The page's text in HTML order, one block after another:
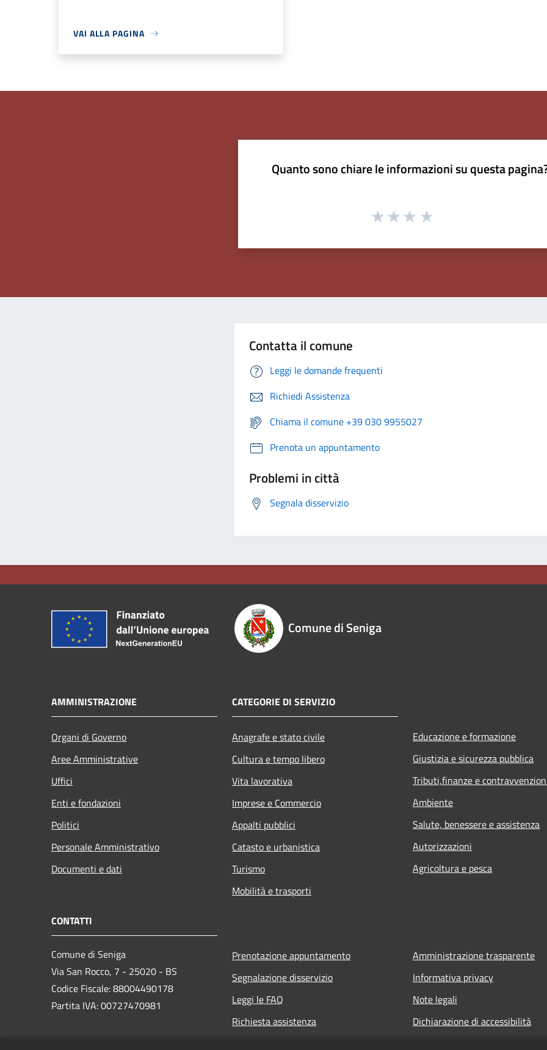
VAI ALLA PAGINA
Quanto sono chiare le informazioni su questa
Contatta il comune
Leggi le domande frequenti
Richiedi Assistenza
Chiama il comune +39 030 9955027
Prenota un appuntamento
Problemi in città
Segnala disservizio
Comune di Seniga
AMMINISTRAZIONE
Organi di Governo
Aree Amministrative
Uffici
Enti e fondazioni
Politici
Personale Amministrativo
Documenti e dati
CATEGORIE DI SERVIZIO
Anagrafe e stato civile
Cultura e tempo libero
Vita lavorativa
Imprese e Commercio
Appalti pubblici
Catasto e urbanistica
Turismo
Mobilità e trasporti
Educazione e formazione
Giustizia e sicurezza pubblica
Tributi,finanze e
Ambiente
Salute, benessere e assistenza
Autorizzazioni
Agricoltura e pesca
CONTATTI
Comune di Seniga
Via San Rocco, 7 - 25020 - BS
Codice Fiscale: 88004490178
Partita IVA: 00727470981
Prenotazione appuntamento
Segnalazione disservizio
Leggi le FAQ
Richiesta assistenza
Amministrazione trasparente
Informativa privacy
Note legali
Dichiarazione di accessibilità